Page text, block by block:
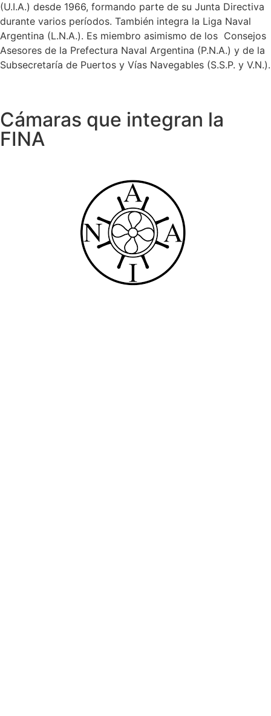
(U.I.A.) desde 1966, formando parte de su Junta Directiva
durante varios períodos. También integra la Liga Naval
Argentina (L.N.A.). Es miembro asimismo de los Consejos
Asesores de la Prefectura Naval Argentina (P.N.A.) y de la
Subsecretaría de Puertos y Vías Navegables (S.S.P. y V.N.).
Cámaras que integran la
FINA